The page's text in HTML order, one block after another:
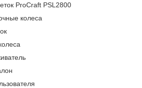
ProCraft PSL2800
колеса